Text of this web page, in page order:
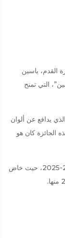
القدم، ياسين
التي تمنح
يدافع عن ألوان
الجائزة كان هو
ويأتي ترشيح بونو بعد أدائه اللافت خلال موسم 2024-2025، حيث خاض